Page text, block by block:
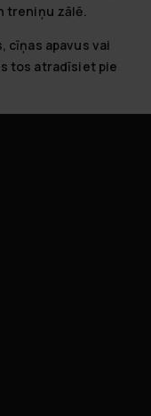
treniņu zālē.
cīņas apavus vai
tos atradīsiet pie